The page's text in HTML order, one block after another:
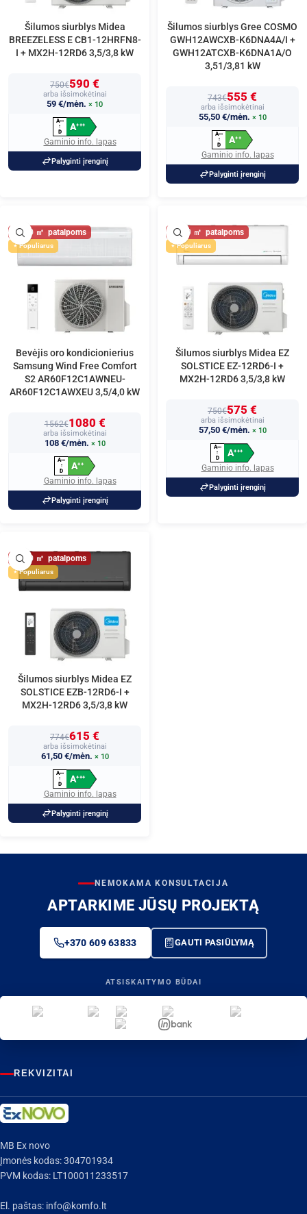
Šilumos siurblys Midea
BREEZELESS E CB1-12HRFN8-
I + MX2H-12RD6 3,5/3,8 kW
750€590 €
arba išsimokėtinai
59 €/mėn. × 10
A+++
↑
D
A+++
Gaminio info. lapas
Palyginti įrenginį
Šilumos siurblys Gree COSMO
GWH12AWCXB-K6DNA4A/I +
GWH12ATCXB-K6DNA1A/O
3,51/3,81 kW
743€555 €
arba išsimokėtinai
55,50 €/mėn. × 10
A+++
↑
D
A++
Gaminio info. lapas
Palyginti įrenginį
40
Populiarus
Bevėjis oro kondicionierius
Samsung Wind Free Comfort
S2 AR60F12C1AWNEU-
AR60F12C1AWXEU 3,5/4,0 kW
1562€1080 €
arba išsimokėtinai
108 €/mėn. × 10
A+++
↑
D
A++
Gaminio info. lapas
Palyginti įrenginį
40
Populiarus
Šilumos siurblys Midea EZ
SOLSTICE EZ-12RD6-I +
MX2H-12RD6 3,5/3,8 kW
750€575 €
arba išsimokėtinai
57,50 €/mėn. × 10
A+++
↑
D
A+++
Gaminio info. lapas
Palyginti įrenginį
40
Populiarus
Šilumos siurblys Midea EZ
SOLSTICE EZB-12RD6-I +
MX2H-12RD6 3,5/3,8 kW
774€615 €
arba išsimokėtinai
61,50 €/mėn. × 10
A+++
↑
D
A+++
Gaminio info. lapas
Palyginti įrenginį
NEMOKAMA KONSULTACIJA
APTARKIME JŪSŲ PROJEKTĄ
+370 609 63833 GAUTI PASIŪLYMĄ
ATSISKAITYMO BŪDAI
REKVIZITAI
MB Ex novo
Įmonės kodas: 304701934
PVM kodas: LT100011233517
El. paštas: info@komfo.lt